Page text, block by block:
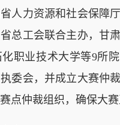
力资源和社会保障厅
总工会联合主办，甘
职业技术大学等9所
委会，并成立大赛仲
点仲裁组织，确保大赛